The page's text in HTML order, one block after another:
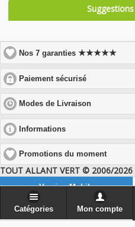
Nos 7 garanties★★★★★
Paiement sécurisé
to
expand
Modes de Livraison
to
contents
Informations
to
expand
Promotions du moment
TOUT ALLANT VERT © 2006/2026
Version Mobile
Catégories Mon compte